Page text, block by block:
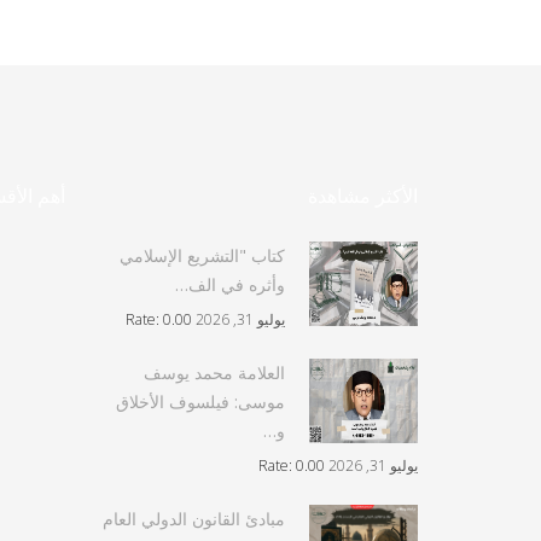
كتاب "التشريع الإسلامي
وأثره في الف…
يوليو 31, 2026 Rate: 0.00
العلامة محمد يوسف
موسى: فيلسوف الأخلاق
و…
يوليو 31, 2026 Rate: 0.00
مبادئ القانون الدولي العام